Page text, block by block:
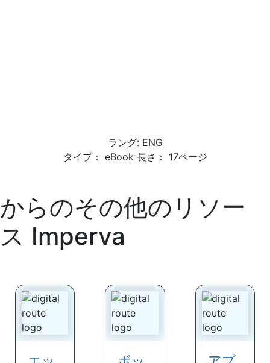
ラング: ENG
タイプ： eBook 長さ： 17ページ
からのその他のリソー
ス Imperva